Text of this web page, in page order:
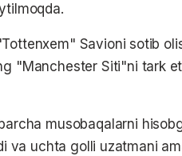
Savioni sotib
"Manchester Siti"ni tark
musobaqalarni
va uchta golli uzatmani